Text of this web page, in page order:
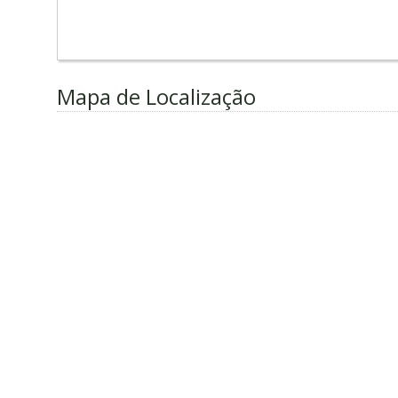
Mapa de Localização